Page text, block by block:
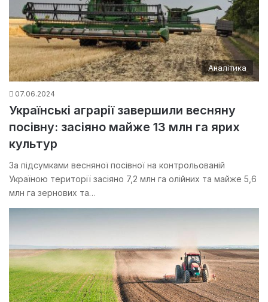
Аналітика
07.06.2024
Українські аграрії завершили весняну
посівну: засіяно майже 13 млн га ярих
культур
За підсумками весняної посівної на контрольованій
Україною території засіяно 7,2 млн га олійних та майже 5,6
млн га зернових та…